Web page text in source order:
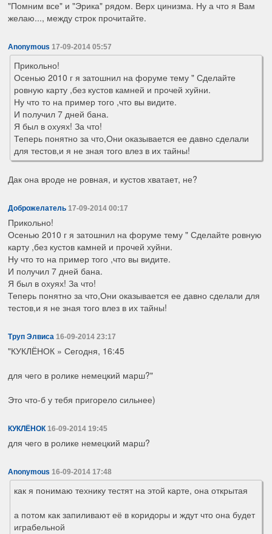
"Помним все" и "Эрика" рядом. Верх цинизма. Ну а что я Вам
желаю..., между строк прочитайте.
Anonymous 17-09-2014 05:57
Прикольно!
Осенью 2010 г я затошнил на форуме тему " Сделайте
ровную карту ,без кустов камней и прочей хуйни.
Ну что то на пример того ,что вы видите.
И получил 7 дней бана.
Я был в охуях! За что!
Теперь понятно за что,Они оказывается ее давно сделали
для тестов,и я не зная того влез в их тайны!
Дак она вроде не ровная, и кустов хватает, не?
Доброжелатель 17-09-2014 00:17
Прикольно!
Осенью 2010 г я затошнил на форуме тему " Сделайте ровную
карту ,без кустов камней и прочей хуйни.
Ну что то на пример того ,что вы видите.
И получил 7 дней бана.
Я был в охуях! За что!
Теперь понятно за что,Они оказывается ее давно сделали для
тестов,и я не зная того влез в их тайны!
Труп Элвиса 16-09-2014 23:17
"КУКЛЁНОК » Сегодня, 16:45
для чего в ролике немецкий марш?"
Это что-б у тебя пригорело сильнее)
КУКЛЁНОК 16-09-2014 19:45
для чего в ролике немецкий марш?
Anonymous 16-09-2014 17:48
как я понимаю технику тестят на этой карте, она открытая
а потом как запиливают её в коридоры и ждут что она будет
играбельной